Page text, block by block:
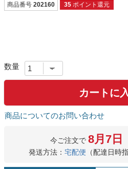
商品番号 202160 35 ポイント還元
カートに
商品についてのお問い合わせ
今ご注文で 8月7日
発送方法： 宅配便 （配達日時